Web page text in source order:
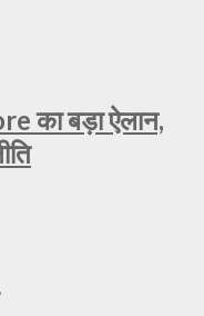
का बड़ा ऐलान,